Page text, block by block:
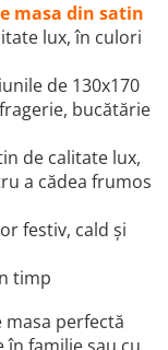
masa din satin
lux, în culori
de 130x170
bucătărie
de calitate lux,
a cădea frumos
festiv, cald și
timp
masa perfectă